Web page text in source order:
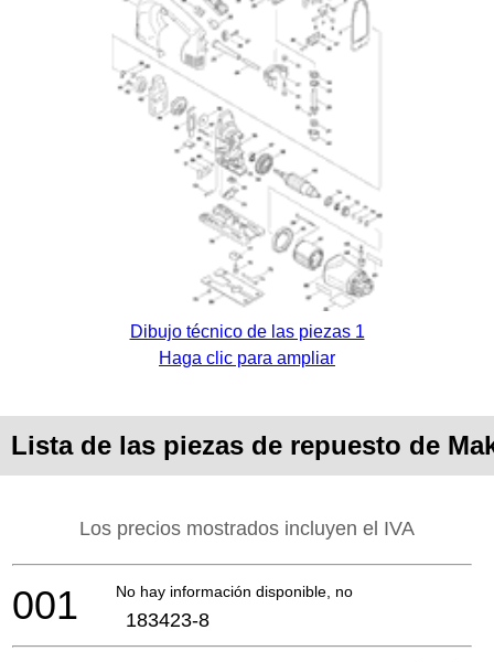
Dibujo técnico de las piezas 1
Haga clic para ampliar
Lista de las piezas de repuesto de
Los precios mostrados incluyen el IVA
No hay información disponible, no se puede pedir
001 183423-8